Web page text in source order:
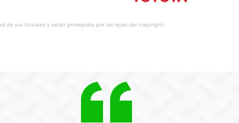
de sus titulares y están protegidos por las leyes del copyright.